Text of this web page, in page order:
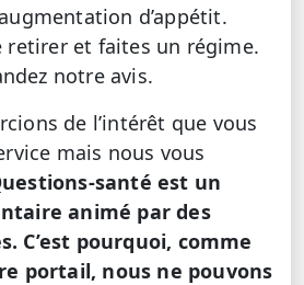
d’appétit.
retirer et faites un régime.
notre avis.
de l’intérêt que vous
mais nous vous
santé est un
animé par des
C’est pourquoi, comme
portail, nous ne pouvons